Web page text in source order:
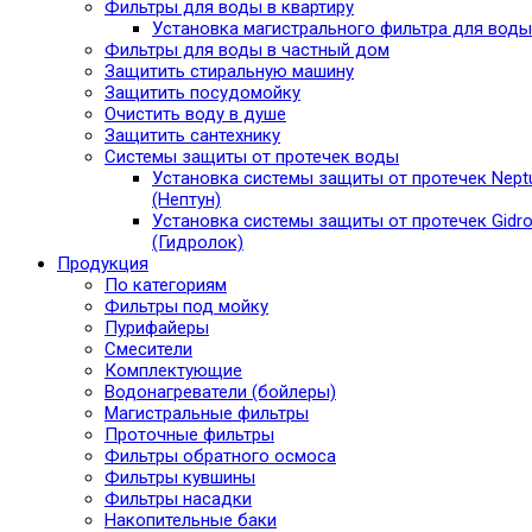
Фильтры для воды в квартиру
Установка магистрального фильтра для воды
Фильтры для воды в частный дом
Защитить стиральную машину
Защитить посудомойку
Очистить воду в душе
Защитить сантехнику
Системы защиты от протечек воды
Установка системы защиты от протечек
(Нептун)
Установка системы защиты от протечек
(Гидролок)
Продукция
По категориям
Фильтры под мойку
Пурифайеры
Смесители
Комплектующие
Водонагреватели (бойлеры)
Магистральные фильтры
Проточные фильтры
Фильтры обратного осмоса
Фильтры кувшины
Фильтры насадки
Накопительные баки